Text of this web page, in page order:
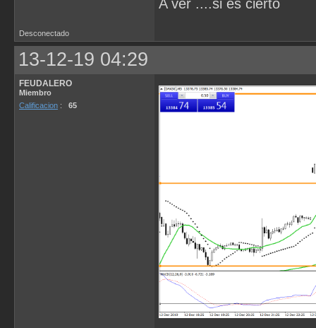
A ver ....si es cierto
Desconectado
13-12-19 04:29
FEUDALERO
Miembro
Calificacion : 65